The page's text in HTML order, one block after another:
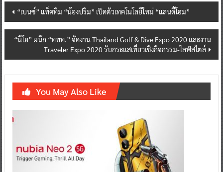
Post
navigation
“เบนซ์” แท็คทีม “น้องปริม” เปิดตัวเทคโนโลยีใหม่ “แลนดี้โฮม”
“นีโอ” ผนึก “ททท.” จัดงาน Thailand Golf & Dive Expo 2020 และงาน
Traveler Expo 2020 รับกระแสเที่ยวเชิงกิจกรรม-ไลฟ์สไตล์
You May Also Like